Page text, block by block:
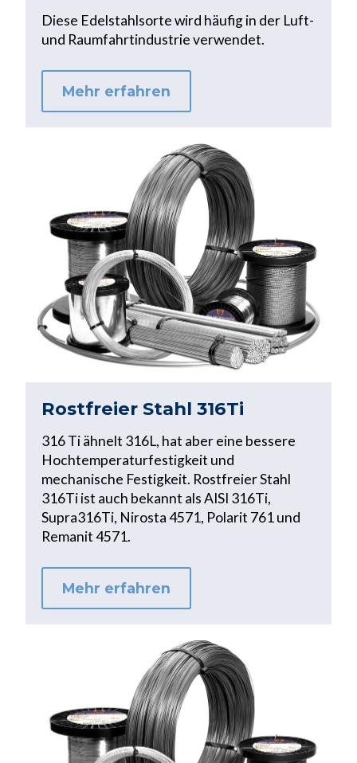
Diese Edelstahlsorte wird häufig in der Luft-
und Raumfahrtindustrie verwendet.
Mehr erfahren
Rostfreier Stahl 316Ti
316 Ti ähnelt 316L, hat aber eine bessere
Hochtemperaturfestigkeit und
mechanische Festigkeit. Rostfreier Stahl
316Ti ist auch bekannt als AISI 316Ti,
Supra316Ti, Nirosta 4571, Polarit 761 und
Remanit 4571.
Mehr erfahren